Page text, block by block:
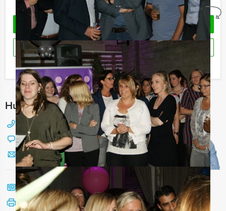
Geheel vrijblijvend
OFFERTE AANVRAGEN
RESERVEREN
Ik heb een vraag over dit uitje
Hulp nodig bij het kiezen?
088 428 81 17
Chat met Jeroen
Stuur ons een mailtje
Bel mij terug
Bekijk printbare versie